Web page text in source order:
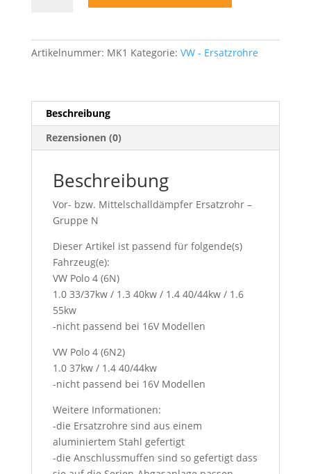
1.3
Menge
Artikelnummer: MK1 Kategorie: VW - Ersatzrohre
Beschreibung
Rezensionen (0)
Beschreibung
Vor- bzw. Mittelschalldämpfer Ersatzrohr –
Gruppe N
Dieser Artikel ist passend für folgende(s)
Fahrzeug(e):
VW Polo 4 (6N)
1.0 33/37kw / 1.3 40kw / 1.4 40/44kw / 1.6
55kw
-nicht passend bei 16V Modellen
VW Polo 4 (6N2)
1.0 37kw / 1.4 40/44kw
-nicht passend bei 16V Modellen
Weitere Informationen:
-die Ersatzrohre sind aus einem
aluminiertem Stahl gefertigt
-die Anschlussmuffen sind so gefertigt dass